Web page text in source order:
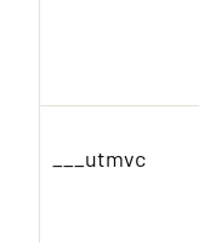
___utmvc